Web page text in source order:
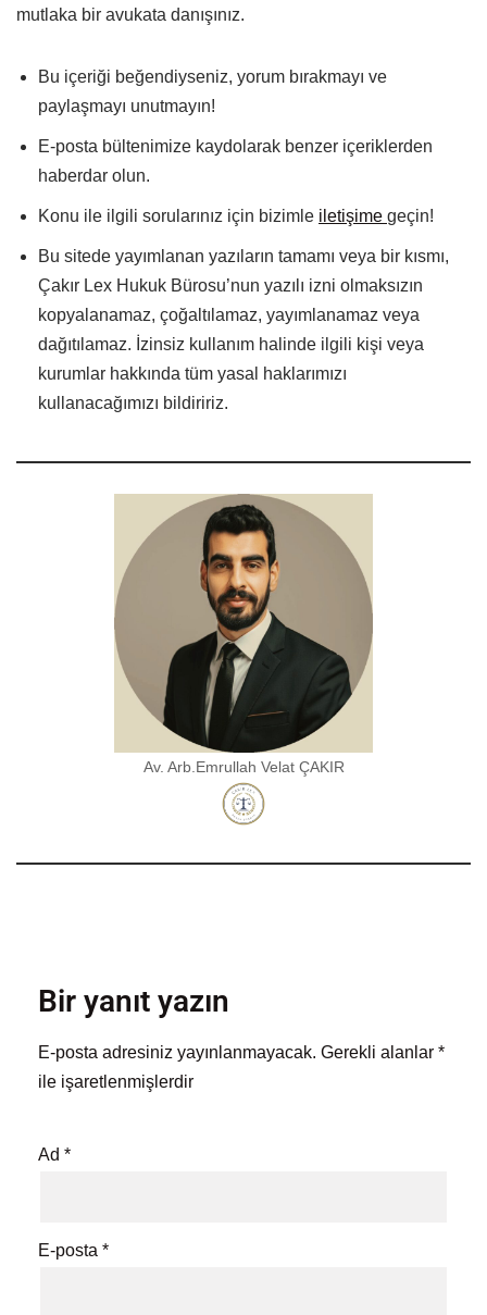
mutlaka bir avukata danışınız.
Bu içeriği beğendiyseniz, yorum bırakmayı ve
paylaşmayı unutmayın!
E-posta bültenimize kaydolarak benzer içeriklerden
haberdar olun.
Konu ile ilgili sorularınız için bizimle iletişime geçin!
Bu sitede yayımlanan yazıların tamamı veya bir kısmı,
Çakır Lex Hukuk Bürosu’nun yazılı izni olmaksızın
kopyalanamaz, çoğaltılamaz, yayımlanamaz veya
dağıtılamaz. İzinsiz kullanım halinde ilgili kişi veya
kurumlar hakkında tüm yasal haklarımızı
kullanacağımızı bildiririz.
Av. Arb.Emrullah Velat ÇAKIR
Bir yanıt yazın
E-posta adresiniz yayınlanmayacak. Gerekli alanlar *
ile işaretlenmişlerdir
Ad *
E-posta *